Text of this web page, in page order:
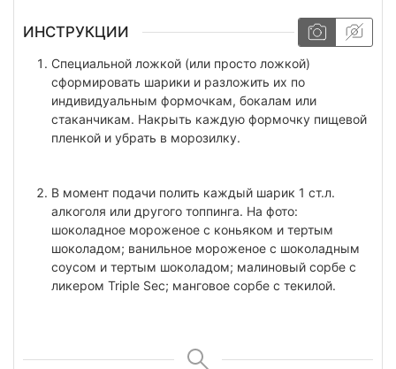
ИНСТРУКЦИИ
Специальной ложкой (или просто ложкой)
сформировать шарики и разложить их по
индивидуальным формочкам, бокалам или
стаканчикам. Накрыть каждую формочку пищевой
пленкой и убрать в морозилку.
В момент подачи полить каждый шарик 1 ст.л.
алкоголя или другого топпинга. На фото:
шоколадное мороженое с коньяком и тертым
шоколадом; ванильное мороженое с шоколадным
соусом и тертым шоколадом; малиновый сорбе с
ликером Triple Sec; манговое сорбе с текилой.